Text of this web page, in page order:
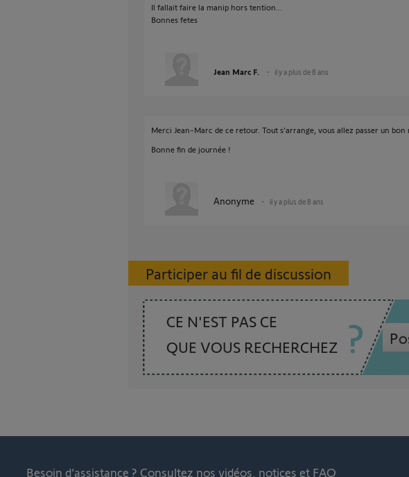
Il fallait faire la manip hors tention...
Bonnes fetes
Jean Marc F. il y a plus de 8 ans
Merci Jean-Marc de ce retour. Tout s'arrange, vous allez passer un
Bonne fin de journée !
Anonyme il y a plus de 8 ans
Participer au fil de discussion
CE N'EST PAS CE
QUE VOUS RECHERCHEZ
Besoin d’assistance ? Consultez nos vidéos, notices et FAQ